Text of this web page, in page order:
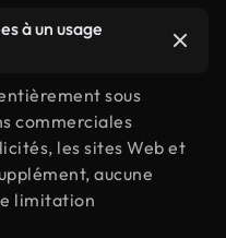
à un usage
sous
commerciales
les sites Web et
aucune
limitation